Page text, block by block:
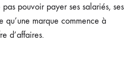
pouvoir payer ses salariés, ses
qu’une marque commence à
d’affaires.